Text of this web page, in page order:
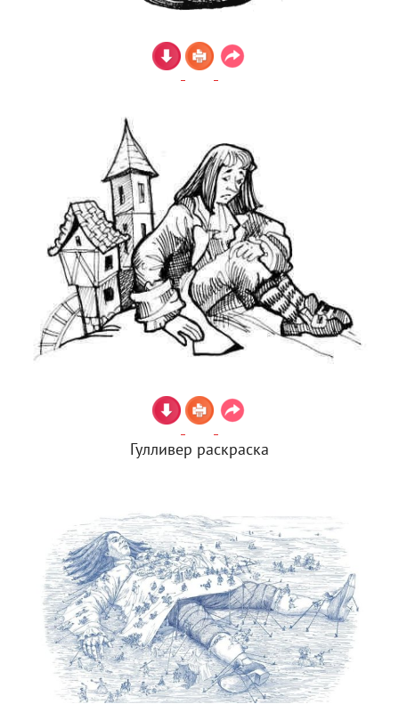
Гулливер раскраска